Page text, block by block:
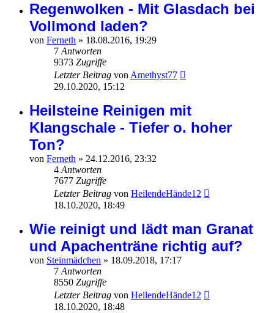
Regenwolken - Mit Glasdach bei
Vollmond laden?
von Ferneth » 18.08.2016, 19:29
7 Antworten
9373 Zugriffe
Letzter Beitrag von Amethyst77
29.10.2020, 15:12
Heilsteine Reinigen mit
Klangschale - Tiefer o. hoher
Ton?
von Ferneth » 24.12.2016, 23:32
4 Antworten
7677 Zugriffe
Letzter Beitrag von HeilendeHände12
18.10.2020, 18:49
Wie reinigt und lädt man Granat
und Apachenträne richtig auf?
von Steinmädchen » 18.09.2018, 17:17
7 Antworten
8550 Zugriffe
Letzter Beitrag von HeilendeHände12
18.10.2020, 18:48